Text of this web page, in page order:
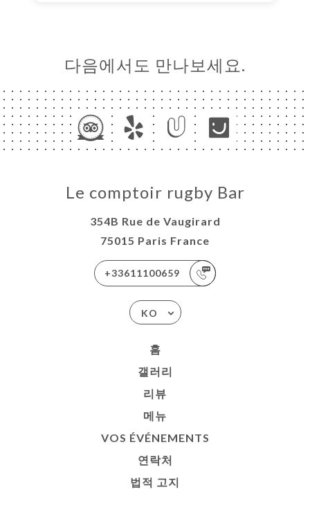
다음에서도 만나보세요.
Le comptoir rugby Bar
354B Rue de Vaugirard
75015 Paris France
+33611100659
KO
홈
갤러리
리뷰
메뉴
VOS ÉVÉNEMENTS
연락처
법적 고지